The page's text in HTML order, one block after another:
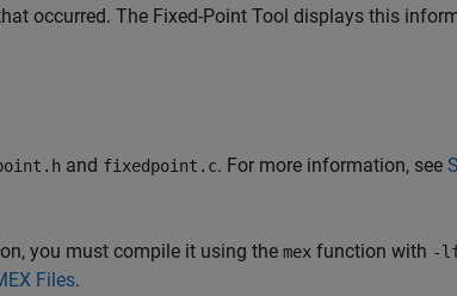
occurred. The Fixed-Point Tool displays this
and fixedpoint.c. For more information, see
you must compile it using the mex function with -
Files.